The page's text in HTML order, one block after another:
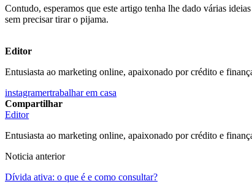
Contudo, esperamos que este artigo tenha lhe dado várias
sem precisar tirar o pijama.
Editor
Entusiasta ao marketing online, apaixonado por crédito e
instagramertrabalhar em casa
Compartilhar
Editor
Entusiasta ao marketing online, apaixonado por crédito e
Noticia anterior
Dívida ativa: o que é e como consultar?